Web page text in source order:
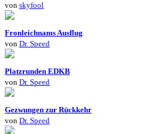
von skyfool
Fronleichnams Ausflug
von Dr. Speed
Platzrunden EDKB
von Dr. Speed
Gezwungen zur Rückkehr
von Dr. Speed